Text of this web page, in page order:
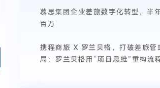
慕思集团企业差旅数字化转型，半
百万
携程商旅 X 罗兰贝格，打破差旅管
局：罗兰贝格用“项目思维”重构流